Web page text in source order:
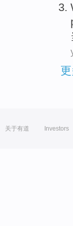
关于有道 Investors